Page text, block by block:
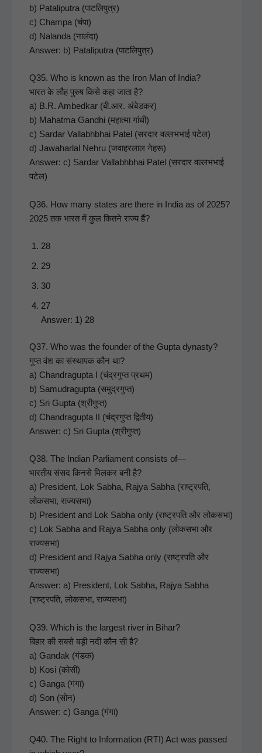
b) Patal­ipu­tra (पाटलिपुत्र)
c) Cham­pa (चंपा)
d) Nalan­da (नालंदा)
Answer: b) Patal­ipu­tra (पाटलिपुत्र)
Q35. Who is known as the Iron Man of India?
भारत के लौह पुरुष किसे कहा जाता है?
a) B.R. Ambed­kar (बी.आर. अंबेडकर)
b) Mahat­ma Gand­hi (महात्मा गांधी)
c) Sar­dar Val­lab­hb­hai Patel (सरदार वल्लभभाई पटेल)
d) Jawa­har­lal Nehru (जवाहरलाल नेहरू)
Answer: c) Sar­dar Val­lab­hb­hai Patel (सरदार वल्लभभाई
पटेल)
Q36. How many states are there in India as of 2025?
2025 तक भारत में कुल कितने राज्य हैं?
28
29
30
27
Answer: 1) 28
Q37. Who was the founder of the Gup­ta dynasty?
गुप्त वंश का संस्थापक कौन था?
a) Chan­dragup­ta I (चंद्रगुप्त प्रथम)
b) Samu­dragup­ta (समुद्रगुप्त)
c) Sri Gup­ta (श्रीगुप्त)
d) Chan­dragup­ta II (चंद्रगुप्त द्वितीय)
Answer: c) Sri Gup­ta (श्रीगुप्त)
Q38. The Indi­an Par­lia­ment con­sists of—
भारतीय संसद किनसे मिलकर बनी है?
a) Pres­i­dent, Lok Sab­ha, Rajya Sab­ha (राष्ट्रपति,
लोकसभा, राज्यसभा)
b) Pres­i­dent and Lok Sab­ha only (राष्ट्रपति और लोकसभा)
c) Lok Sab­ha and Rajya Sab­ha only (लोकसभा और
राज्यसभा)
d) Pres­i­dent and Rajya Sab­ha only (राष्ट्रपति और
राज्यसभा)
Answer: a) Pres­i­dent, Lok Sab­ha, Rajya Sab­ha
(राष्ट्रपति, लोकसभा, राज्यसभा)
Q39. Which is the largest riv­er in Bihar?
बिहार की सबसे बड़ी नदी कौन सी है?
a) Gan­dak (गंडक)
b) Kosi (कोसी)
c) Gan­ga (गंगा)
d) Son (सोन)
Answer: c) Gan­ga (गंगा)
Q40. The Right to Infor­ma­tion (RTI) Act was passed